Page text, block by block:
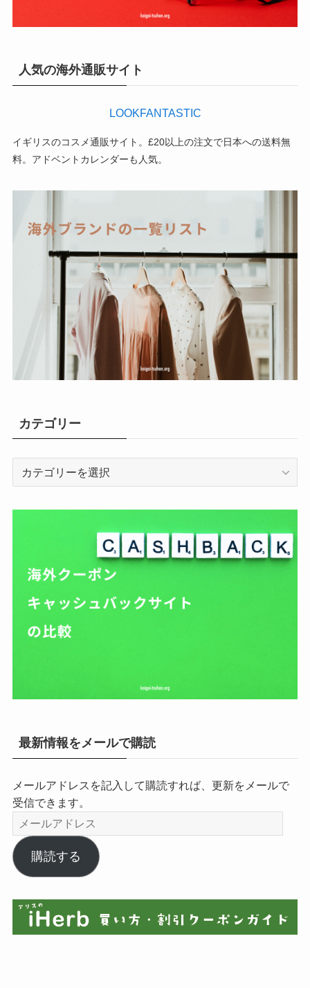
人気の海外通販サイト
LOOKFANTASTIC
イギリスのコスメ通販サイト。£20以上の注文で日本への送料無
料。アドベントカレンダーも人気。
カテゴリー
最新情報をメールで購読
メールアドレスを記入して購読すれば、更新をメールで
受信できます。
メ
ー
ル
ア
レ
購読する